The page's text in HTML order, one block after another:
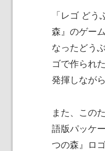
「レゴ ど
森』のゲー
なったどう
ゴで作られ
発揮しなが
また、この
語版パッケ
つの森』ロ